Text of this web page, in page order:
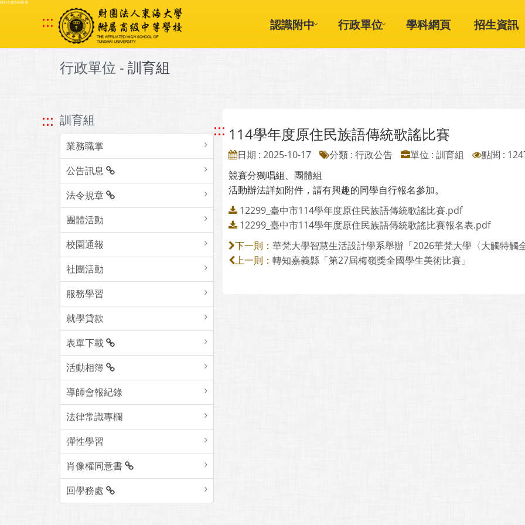
跳到主要內容區塊
::: 認識附中 行政單位 學科網頁 招生資訊
行政單位 - 訓育組
::: 訓育組
業務職掌
公告訊息
法令規章
團體活動
校園通報
社團活動
服務學習
就學貸款
表單下載
活動相簿
導師會報紀錄
法律常識專欄
彈性學習
肖像權同意書
回學務處
::: 114學年度原住民族語傳統歌謠比賽
日期 : 2025-10-17 分類 : 行政公告 單位 : 訓育組
點閱 :
競賽分獨唱組、團體組
活動辦法詳如附件，請有興趣的同學自行報名參加。
12299_臺中市114學年度原住民族語傳統歌謠比賽.pdf
12299_臺中市114學年度原住民族語傳統歌謠比賽報名表.pdf
下一則： 華梵大學智慧生活設計學系舉辦「2026華梵大學〈大觸特觸
上一則： 轉知嘉義縣「第27屆梅嶺獎全國學生美術比賽」